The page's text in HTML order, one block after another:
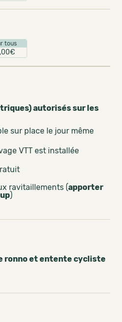
tous
autorisés sur les
sur place le jour même
VTT est installée
ravitaillements (apporter
)
ronno et entente cycliste